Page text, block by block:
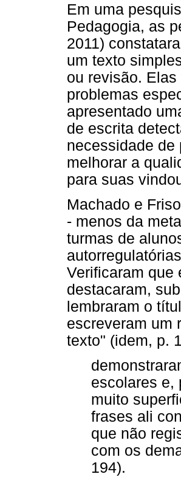
Em uma
Pedagogia, as
2011)
um texto
ou revisão.
problemas
apresentado
de escrita
necessidade de
melhorar a
para suas
Machado e
- menos da
turmas de
Verificaram que
destacaram,
lembraram o
escreveram um
texto" (idem, p.
escolares e,
muito
frases ali
que não
com os
194).